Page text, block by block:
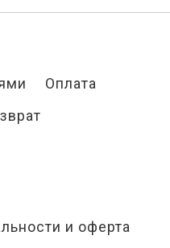
Оплата
и оферта